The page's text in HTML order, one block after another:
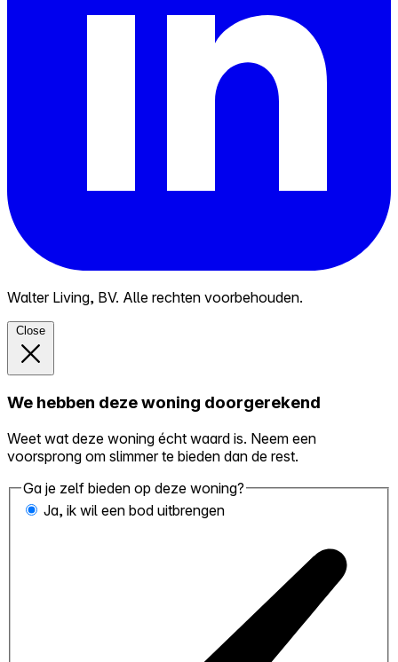
Walter Living, BV. Alle rechten voorbehouden.
Close
We hebben deze woning doorgerekend
Weet wat deze woning écht waard is. Neem een
voorsprong om slimmer te bieden dan de rest.
Ga je zelf bieden op deze woning?
Ja, ik wil een bod uitbrengen